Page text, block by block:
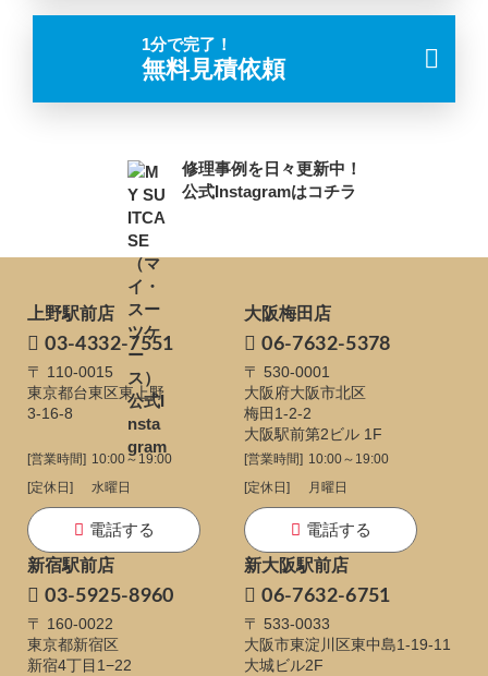
1分で完了！
無料見積依頼
修理事例を日々更新中！
公式Instagramはコチラ
上野駅前店
03-4332-7551
〒 110-0015
東京都台東区東上野
3-16-8
[営業時間] 10:00～19:00
[定休日]
水曜日
電話する
大阪梅田店
06-7632-5378
〒 530-0001
大阪府大阪市北区
梅田1-2-2
大阪駅前第2ビル 1F
[営業時間] 10:00～19:00
[定休日]
月曜日
電話する
新宿駅前店
03-5925-8960
〒 160-0022
東京都新宿区
新宿4丁目1−22
新大阪駅前店
06-7632-6751
〒 533-0033
大阪市東淀川区東中島1-19-11
大城ビル2F